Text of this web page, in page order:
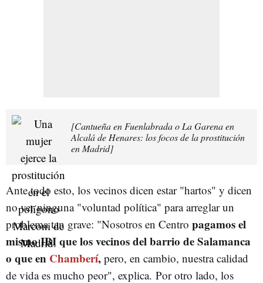
[Cantueña en Fuenlabrada o La Garena en
Alcalá de Henares: los focos de la prostitución
en Madrid]
Ante todo esto, los vecinos dicen estar "hartos" y dicen
no ver ninguna "voluntad política" para arreglar un
problema tan grave: "Nosotros en Centro pagamos el
mismo IBI que los vecinos del barrio de Salamanca
o que en Chamberí, pero, en cambio, nuestra calidad
de vida es mucho peor", explica. Por otro lado, los